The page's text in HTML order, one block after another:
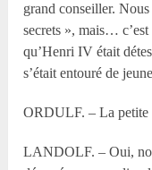
grand conseiller.
secrets », mais…
qu’Henri IV était
s’était entouré de
ORDULF. – La petite
LANDOLF. – Oui,